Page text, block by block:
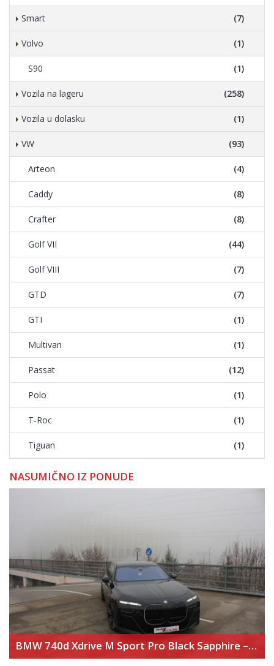
Smart (7)
Volvo (1)
S90 (1)
Vozila na lageru (258)
Vozila u dolasku (1)
VW (93)
Arteon (4)
Caddy (8)
Crafter (8)
Golf VII (44)
Golf VIII (7)
GTD (7)
GTI (1)
Multivan (1)
Passat (12)
Polo (1)
T-Roc (1)
Tiguan (1)
NASUMIČNO IZ PONUDE
BMW 740d Xdrive M Sport Pro Black Sapphire – Executive Lounge – Theater Screen